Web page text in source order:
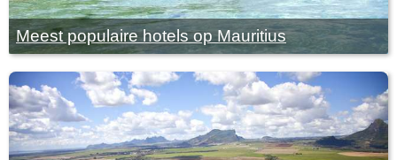
Meest populaire hotels op Mauritius